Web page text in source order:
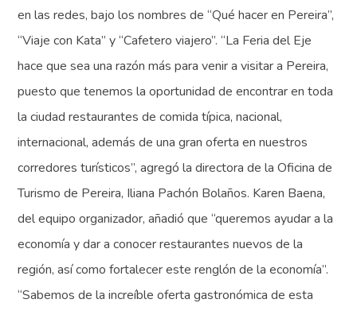
en las redes, bajo los nombres de “Qué hacer en Pereira”,
“Viaje con Kata” y “Cafetero viajero”. “La Feria del Eje
hace que sea una razón más para venir a visitar a Pereira,
puesto que tenemos la oportunidad de encontrar en toda
la ciudad restaurantes de comida típica, nacional,
internacional, además de una gran oferta en nuestros
corredores turísticos”, agregó la directora de la Oficina de
Turismo de Pereira, Iliana Pachón Bolaños. Karen Baena,
del equipo organizador, añadió que “queremos ayudar a la
economía y dar a conocer restaurantes nuevos de la
región, así como fortalecer este renglón de la economía”.
“Sabemos de la increíble oferta gastronómica de esta